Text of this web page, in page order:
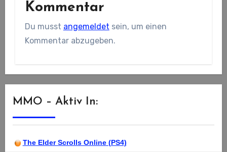
Kommentar
Du musst angemeldet sein, um einen
Kommentar abzugeben.
MMO – Aktiv In:
The Elder Scrolls Online (PS4)